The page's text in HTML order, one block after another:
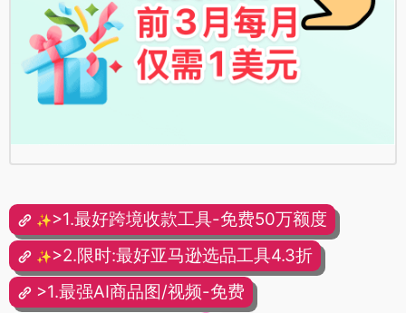
✨>1.最好跨境收款工具-免费50万额度
✨>2.限时:最好亚马逊选品工具4.3折
>1.最强AI商品图/视频-免费